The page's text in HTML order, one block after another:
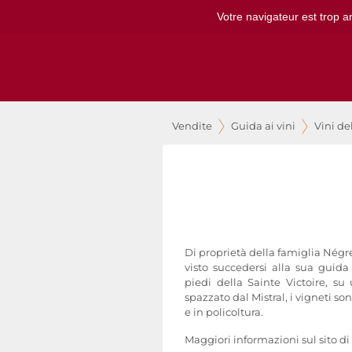
Votre navigateur est trop
Vendite Guida ai vini Vini
Di proprietà della famiglia
visto succedersi alla sua
piedi della Sainte Victoire, su
spazzato dal Mistral, i vigneti
e in policoltura.
Maggiori informazioni sul sito di